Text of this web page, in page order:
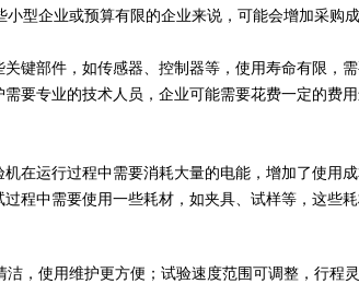
型企业或预算有限的企业来说，可能会增加采购成
关键部件，如传感器、控制器等，使用寿命有限，
需要专业的技术人员，企业可能需要花费一定的费
机在运行过程中需要消耗大量的电能，增加了使用成
过程中需要使用一些耗材，如夹具、试样等，这些
洁，使用维护更方便；试验速度范围可调整，行